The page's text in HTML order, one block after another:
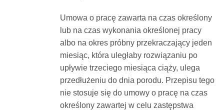
Umowa o pracę zawarta na czas określony
lub na czas wykonania określonej pracy
albo na okres próbny przekraczający jeden
miesiąc, która uległaby rozwiązaniu po
upływie trzeciego miesiąca ciąży, ulega
przedłużeniu do dnia porodu. Przepisu tego
nie stosuje się do umowy o pracę na czas
określony zawartej w celu zastępstwa